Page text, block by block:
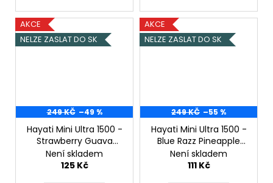
AKCE
NELZE ZASLAT DO SK
249 KČ –49 %
Hayati Mini Ultra 1500 -
Strawberry Guava
Dragon Berries - 20mg
Jahoda Guava / Dračí
Není skladem
125 Kč
AKCE
NELZE ZASLAT DO SK
249 KČ –55 %
Hayati Mini Ultra 1500 -
Blue Razz Pineapple
Strawberry ICE - 20mg
Modrá malina Ananas
Není skladem
111 Kč